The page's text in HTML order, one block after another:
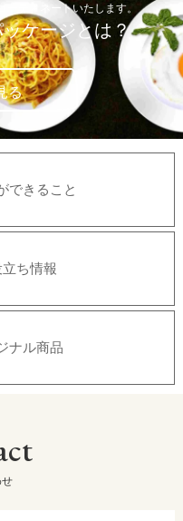
ディネートいたします。
ケージとは？
る
できること
ち情報
ナル商品